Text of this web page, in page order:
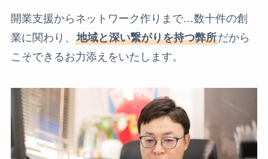
開業支援からネットワーク作りまで…数十件の創
業に関わり、 地域と深い繋がりを持つ弊所だから
こそできるお力添えをいたします。